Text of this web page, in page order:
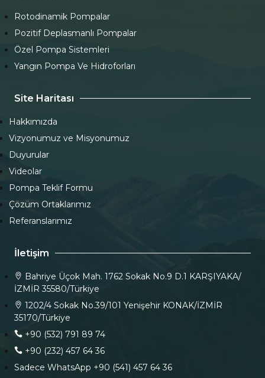
Rotodinamik Pompalar
Pozitif Deplasmanlı Pompalar
Özel Pompa Sistemleri
Yangın Pompa Ve Hidroforları
Site Haritası
Hakkımızda
Vizyonumuz ve Misyonumuz
Duyurular
Videolar
Pompa Teklif Formu
Çözüm Ortaklarımız
Referanslarımız
İletişim
Bahriye Üçok Mah. 1762 Sokak No.9 D.1 KARŞIYAKA/
İZMİR 35580/Türkiye
1202/4 Sokak No.39/101 Yenişehir KONAK/İZMİR
35170/Türkiye
+90 (532) 791 89 74
+90 (232) 457 64 36
Sadece WhatsApp +90 (541) 457 64 36